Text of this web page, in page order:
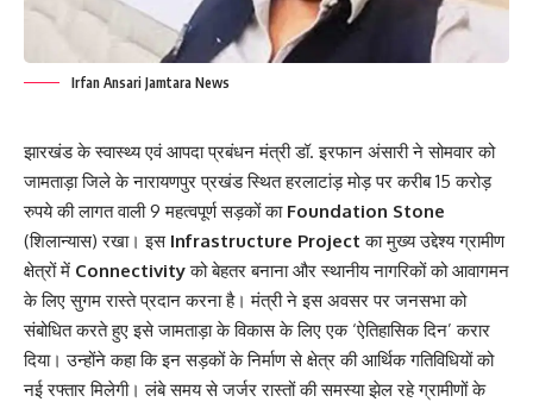
Irfan Ansari Jamtara News
झारखंड के स्वास्थ्य एवं आपदा प्रबंधन मंत्री डॉ. इरफान अंसारी ने सोमवार को
जामताड़ा जिले के नारायणपुर प्रखंड स्थित हरलाटांड़ मोड़ पर करीब 15 करोड़
रुपये की लागत वाली 9 महत्वपूर्ण सड़कों का Foundation Stone
(शिलान्यास) रखा। इस Infrastructure Project का मुख्य उद्देश्य ग्रामीण
क्षेत्रों में Connectivityको बेहतर बनाना और स्थानीय नागरिकों को आवागमन
के लिए सुगम रास्ते प्रदान करना है। मंत्री ने इस अवसर पर जनसभा को
संबोधित करते हुए इसे जामताड़ा के विकास के लिए एक ‘ऐतिहासिक दिन’ करार
दिया। उन्होंने कहा कि इन सड़कों के निर्माण से क्षेत्र की आर्थिक गतिविधियों को
नई रफ्तार मिलेगी। लंबे समय से जर्जर रास्तों की समस्या झेल रहे ग्रामीणों के